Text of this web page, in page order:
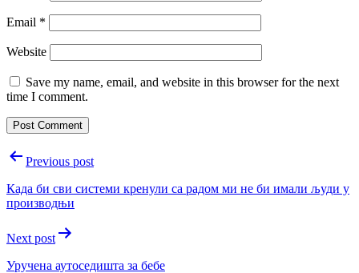
Email *
Website
Save my name, email, and website in this browser for the next
time I comment.
PostPrevious post
Када би сви системи кренули са радом ми не би имали људи у
производњи
Next post
Уручена аутоседишта за бебе